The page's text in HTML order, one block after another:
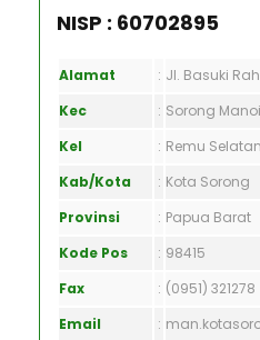
NISP : 60702895
Alamat : Jl. Basuki
Kec
: Sorong Manoi
Kel
: Remu Selatan
Kab/Kota
: Kota Sorong
Provinsi
: Papua Barat
Kode Pos
: 98415
Fax
: (0951) 321278
Email
: